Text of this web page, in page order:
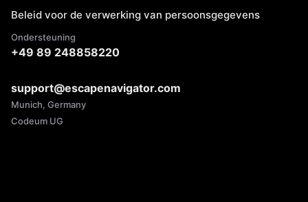
Beleid voor de verwerking van persoonsgegevens
Ondersteuning
+49 89 248858220
support@escapenavigator.com
Munich, Germany
Codeum UG